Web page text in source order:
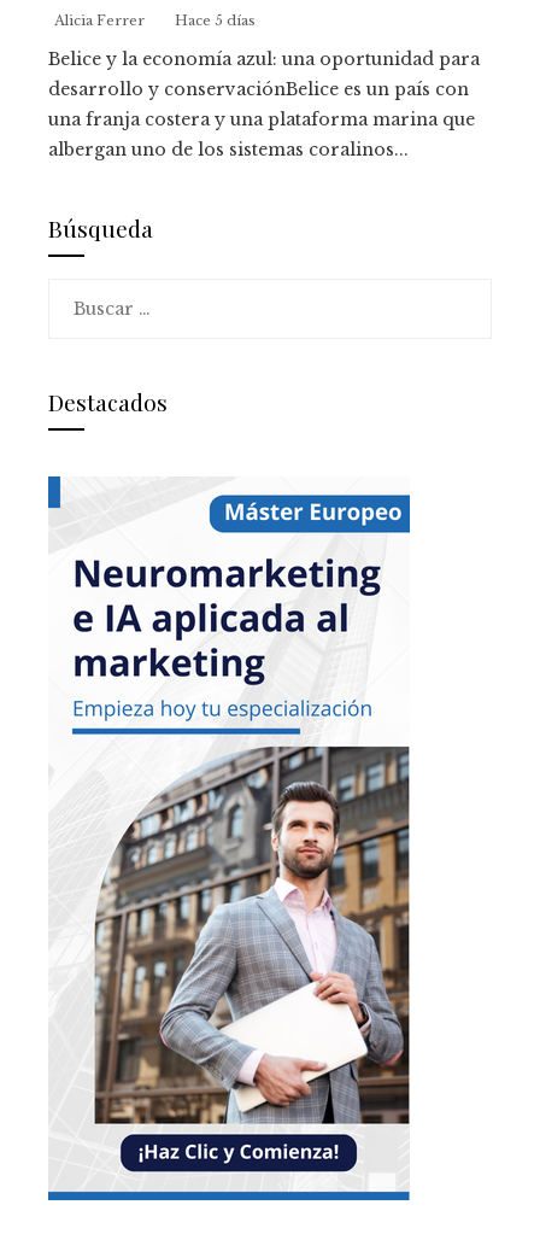
Alicia Ferrer Hace 5 días
Belice y la economía azul: una oportunidad para
desarrollo y conservaciónBelice es un país con
una franja costera y una plataforma marina que
albergan uno de los sistemas coralinos...
Búsqueda
Destacados